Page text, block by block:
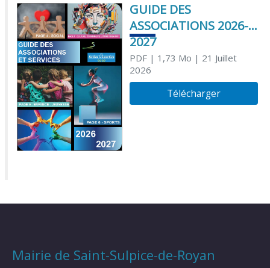
GUIDE DES
ASSOCIATIONS 2026-
2027
PDF| 1,73 Mo | 21 Juillet
2026
Télécharger
Mairie de Saint-Sulpice-de-Royan